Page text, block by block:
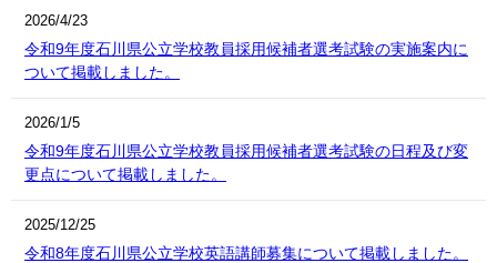
2026/4/23
令和9年度石川県公立学校教員採用候補者選考試験の実施案内に
ついて掲載しました。
2026/1/5
令和9年度石川県公立学校教員採用候補者選考試験の日程及び変
更点について掲載しました。
2025/12/25
令和8年度石川県公立学校英語講師募集について掲載しました。